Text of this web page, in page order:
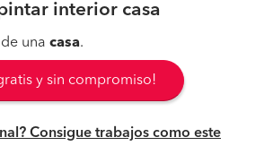
interior casa
una casa.
y sin compromiso!
Consigue trabajos como este